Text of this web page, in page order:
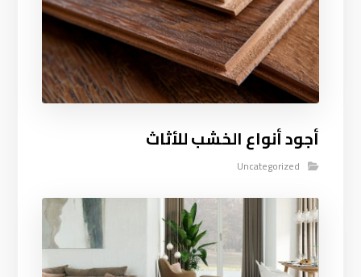
أجود أنواع الخشب للأثاث
Uncategorized